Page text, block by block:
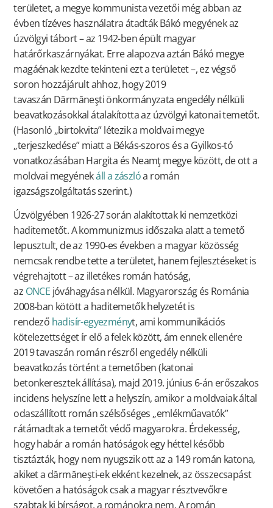
területet, a megye kommunista vezetői még abban az
évben tízéves használatra átadták Bákó megyének az
úzvölgyi tábort – az 1942-ben épült magyar
határőrkaszárnyákat. Erre alapozva aztán Bákó megye
magáénak kezdte tekinteni ezt a területet –, ez végső
soron hozzájárult ahhoz, hogy 2019
tavaszán Dărmăneştiönkormányzata engedély nélküli
beavatkozásokkal átalakította az úzvölgyi katonai temetőt.
(Hasonló „birtokvita” létezik a moldvai megye
„terjeszkedése” miatt a Békás-szoros és a Gyilkos-tó
vonatkozásában Hargita és Neamţ megye között, de ott a
moldvai megyénekáll a zászlóa román
igazságszolgáltatás szerint.)
Úzvölgyében 1926-27 során alakítottak ki nemzetközi
haditemetőt. A kommunizmus időszaka alatt a temető
lepusztult, de az 1990-es években a magyar közösség
nemcsak rendbe tette a területet, hanem fejlesztéseket is
végrehajtott – az illetékes román hatóság,
az ONCE jóváhagyása nélkül. Magyarország és Románia
2008-ban kötött a haditemetők helyzetét is
rendező hadisír-egyezményt, ami kommunikációs
kötelezettséget ír elő a felek között, ám ennek ellenére
2019 tavaszán román részről engedély nélküli
beavatkozás történt a temetőben (katonai
betonkeresztek állítása), majd 2019. június 6-án erőszakos
incidens helyszíne lett a helyszín, amikor a moldvaiak által
odaszállított román szélsőséges „emlékműavatók”
rátámadtak a temetőt védő magyarokra. Érdekesség,
hogy habár a román hatóságok egy héttel később
tisztázták, hogy nem nyugszik ott az a 149 román katona,
akiket a dărmăneşti-ek ekként kezelnek, az összecsapást
követően a hatóságok csak a magyar résztvevőkre
szabtak ki bírságot, a románokra nem. A román